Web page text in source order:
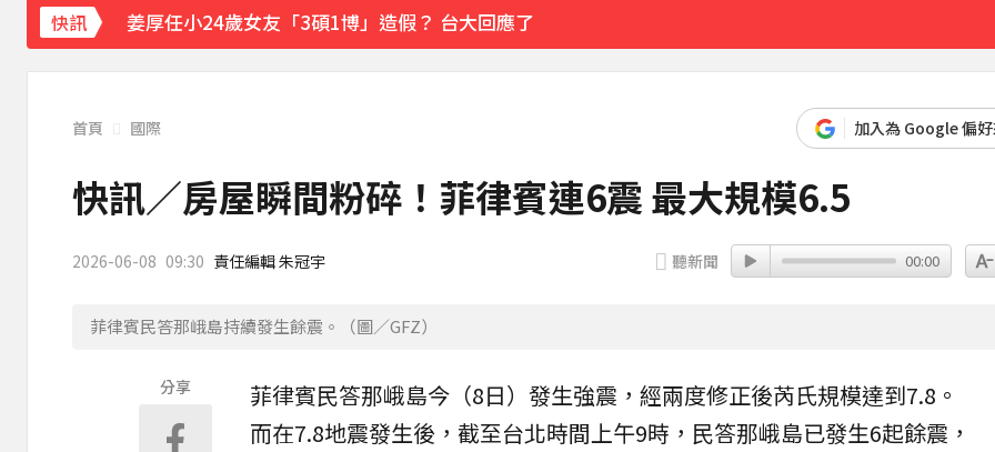
快訊
姜厚任小24歲女友「3碩1博」造假？ 台大回應了
下載東森App，隨時掌握天下大小事！
熊本強震！台灣送帳篷成搶手物資 日網讚：比政府還快
首頁 國際 加入為 Google 偏
快訊／房屋瞬間粉碎！菲律賓連6震 最大規模6.5
2026-06-08 09:30 責任編輯 朱冠宇 聽新聞 00:00
菲律賓民答那峨島持續發生餘震。（圖／GFZ）
分享 菲律賓民答那峨島今（8日）發生強震，經兩度修正後芮氏規模達到7.8。
而在7.8地震發生後，截至台北時間上午9時，民答那峨島已發生6起餘震 ，